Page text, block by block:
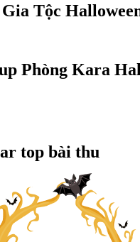
Tộc
Phòng Kara
top bài thu